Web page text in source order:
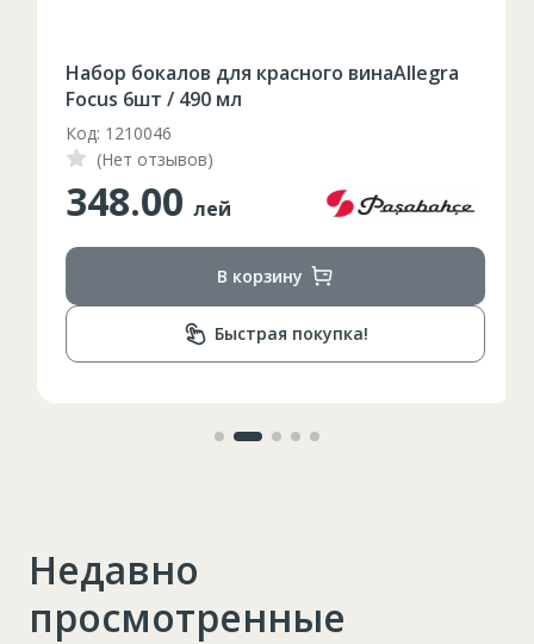
Circumferinta taliei
Circumferinta bazinului
Lungimea piciorului in
interior
79
Набор бокалов для красного винаAllegra
Focus 6шт / 490 мл
Код: 1210046
(Нет отзывов)
348.00 лей
В корзину
Быстрая покупка!
Недавно
просмотренные